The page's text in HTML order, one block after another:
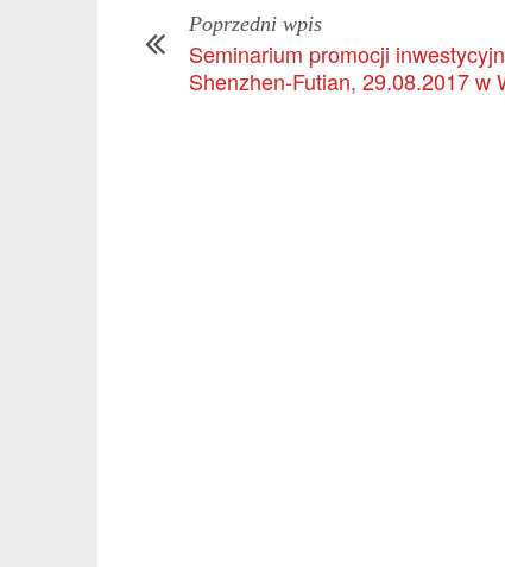
Poprzedni wpis
Seminarium promocji
Shenzhen-Futian, 29.08.2017 w